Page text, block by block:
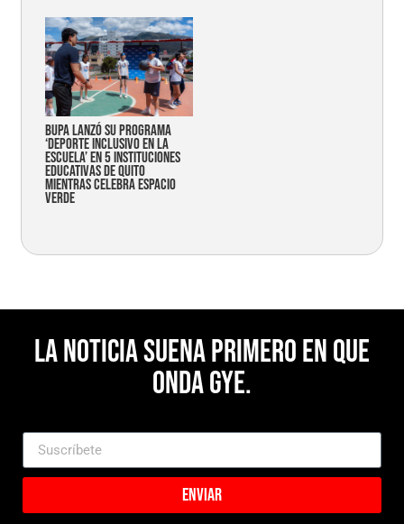
Bupa lanzó su programa
‘Deporte Inclusivo en la
Escuela’ en 5 instituciones
educativas de Quito
mientras celebra espacio
verde
La noticia suena primero en Que
Onda Gye.
Enviar